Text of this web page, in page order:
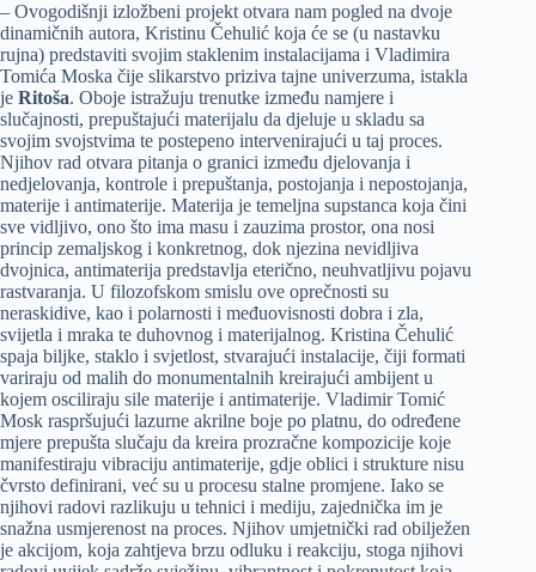
– Ovogodišnji izložbeni projekt otvara nam pogled na dvoje
dinamičnih autora, Kristinu Čehulić koja će se (u nastavku
rujna) predstaviti svojim staklenim instalacijama i Vladimira
Tomića Moska čije slikarstvo priziva tajne univerzuma, istakla
je Ritoša. Oboje istražuju trenutke između namjere i
slučajnosti, prepuštajući materijalu da djeluje u skladu sa
svojim svojstvima te postepeno intervenirajući u taj proces.
Njihov rad otvara pitanja o granici između djelovanja i
nedjelovanja, kontrole i prepuštanja, postojanja i nepostojanja,
materije i antimaterije. Materija je temeljna supstanca koja čini
sve vidljivo, ono što ima masu i zauzima prostor, ona nosi
princip zemaljskog i konkretnog, dok njezina nevidljiva
dvojnica, antimaterija predstavlja eterično, neuhvatljivu pojavu
rastvaranja. U filozofskom smislu ove oprečnosti su
neraskidive, kao i polarnosti i međuovisnosti dobra i zla,
svijetla i mraka te duhovnog i materijalnog. Kristina Čehulić
spaja biljke, staklo i svjetlost, stvarajući instalacije, čiji formati
variraju od malih do monumentalnih kreirajući ambijent u
kojem osciliraju sile materije i antimaterije. Vladimir Tomić
Mosk raspršujući lazurne akrilne boje po platnu, do određene
mjere prepušta slučaju da kreira prozračne kompozicije koje
manifestiraju vibraciju antimaterije, gdje oblici i strukture nisu
čvrsto definirani, već su u procesu stalne promjene. Iako se
njihovi radovi razlikuju u tehnici i mediju, zajednička im je
snažna usmjerenost na proces. Njihov umjetnički rad obilježen
je akcijom, koja zahtjeva brzu odluku i reakciju, stoga njihovi